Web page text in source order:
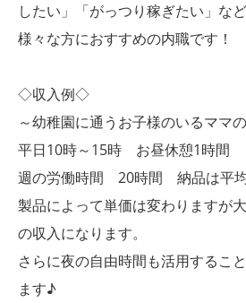
したい」「がっつり稼ぎたい」など
様々な方におすすめの内職です！
◇収入例◇
～幼稚園に通うお子様のいるママ
平日10時～15時 お昼休憩1時間
週の労働時間 20時間 納品は平
製品によって単価は変わりますが
の収入になります。
さらに夜の自由時間も活用するこ
ます♪